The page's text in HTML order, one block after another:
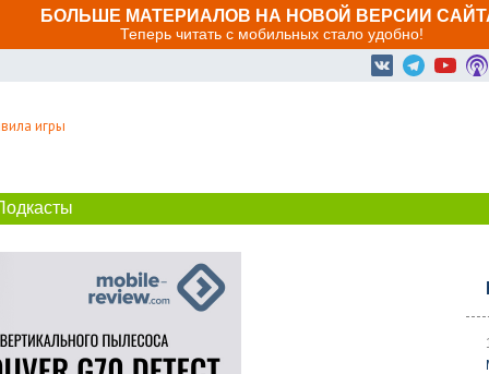
БОЛЬШЕ МАТЕРИАЛОВ НА НОВОЙ ВЕРСИИ
Теперь читать с мобильных стало удобно!
игры